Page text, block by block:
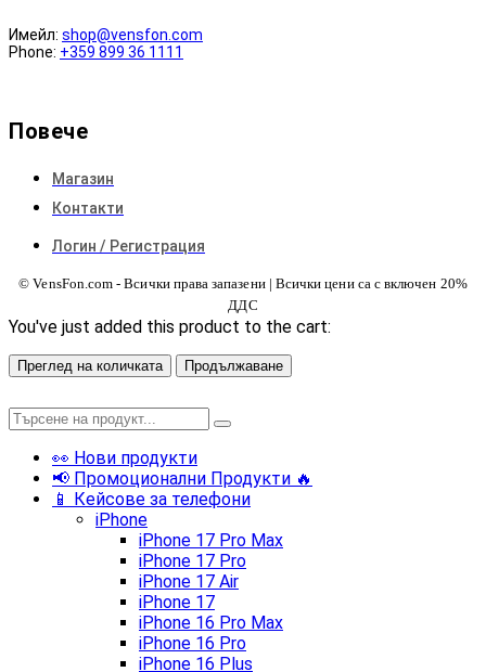
Имейл: shop@vensfon.com
Phone: +359 899 36 1111
Повече
Магазин
Контакти
Логин / Регистрация
© VensFon.com - Всички права запазени | Всички цени са с включен 20%
ДДС
You've just added this product to the cart:
Преглед на количката Продължаване
👀 Нови продукти
📢 Промоционални Продукти 🔥
📱 Кейсове за телефони
iPhone
iPhone 17 Pro Max
iPhone 17 Pro
iPhone 17 Air
iPhone 17
iPhone 16 Pro Max
iPhone 16 Pro
iPhone 16 Plus